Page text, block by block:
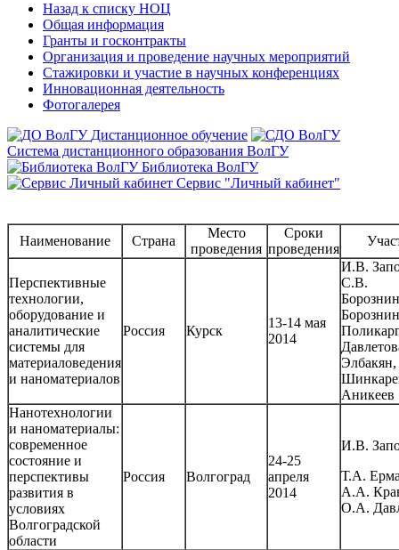
Назад к списку НОЦ
Общая информация
Гранты и госконтракты
Организация и проведение научных мероприятий
Стажировки и участие в научных конференциях
Инновационная деятельность
Фотогалерея
Дистанционное обучение
Система дистанционного образования ВолГУ
Библиотека ВолГУ
Сервис "Личный кабинет"
Наименование Страна
Место
проведения
Сроки
проведения
Перспективные
технологии,
оборудование и
аналитические
системы для
материаловедения
и наноматериалов
Россия Курск
13-14 мая
2014
И.В.
С.В.
Аникеев
Нанотехнологии
и наноматериалы:
современное
состояние и
перспективы
развития в
условиях
Волгоградской
области
Россия Волгоград
24-25
апреля
2014
И.В.
Т.А.
А.А.
О.А.